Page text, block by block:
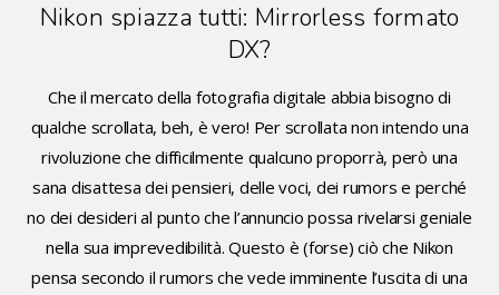
Nikon spiazza tutti: Mirrorless formato
DX?
Che il mercato della fotografia digitale abbia bisogno di
qualche scrollata, beh, è vero! Per scrollata non intendo una
rivoluzione che difficilmente qualcuno proporrà, però una
sana disattesa dei pensieri, delle voci, dei rumors e perché
no dei desideri al punto che l’annuncio possa rivelarsi geniale
nella sua imprevedibilità. Questo è (forse) ciò che Nikon
pensa secondo il rumors che vede imminente l’uscita di una